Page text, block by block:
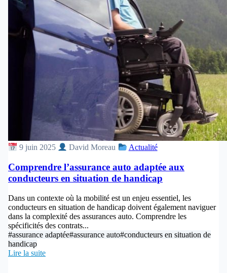
9 juin 2025 David Moreau Actualité
Comprendre l’assurance auto adaptée aux
conducteurs en situation de handicap
Dans un contexte où la mobilité est un enjeu essentiel, les
conducteurs en situation de handicap doivent également naviguer
dans la complexité des assurances auto. Comprendre les
spécificités des contrats...
#assurance adaptée#assurance auto#conducteurs en situation de
handicap
Lire la suite